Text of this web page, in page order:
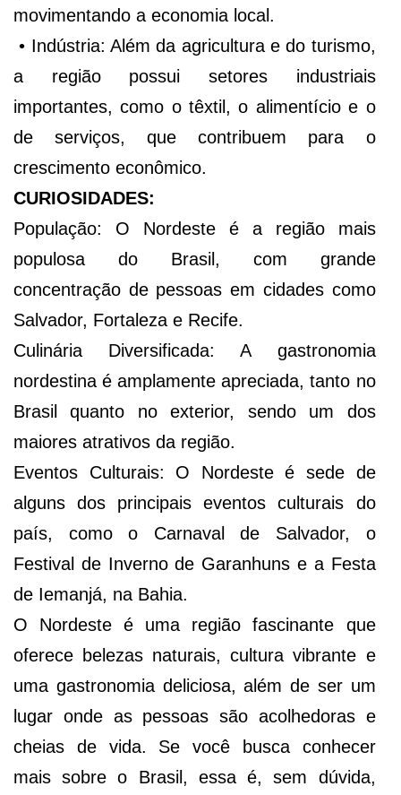
movimentando a economia local.
• Indústria: Além da agricultura e do turismo,
a região possui setores industriais
importantes, como o têxtil, o alimentício e o
de serviços, que contribuem para o
crescimento econômico.
CURIOSIDADES:
População: O Nordeste é a região mais
populosa do Brasil, com grande
concentração de pessoas em cidades como
Salvador, Fortaleza e Recife.
Culinária Diversificada: A gastronomia
nordestina é amplamente apreciada, tanto no
Brasil quanto no exterior, sendo um dos
maiores atrativos da região.
Eventos Culturais: O Nordeste é sede de
alguns dos principais eventos culturais do
país, como o Carnaval de Salvador, o
Festival de Inverno de Garanhuns e a Festa
de Iemanjá, na Bahia.
O Nordeste é uma região fascinante que
oferece belezas naturais, cultura vibrante e
uma gastronomia deliciosa, além de ser um
lugar onde as pessoas são acolhedoras e
cheias de vida. Se você busca conhecer
mais sobre o Brasil, essa é, sem dúvida,